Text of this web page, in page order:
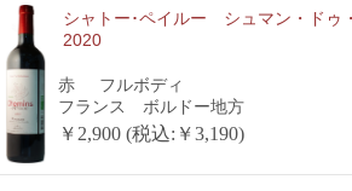
シャトー･ペイルー シュマン・ドゥ
2020
赤
フルボディ
フランス ボルドー地方
￥2,900 (税込:￥3,190)